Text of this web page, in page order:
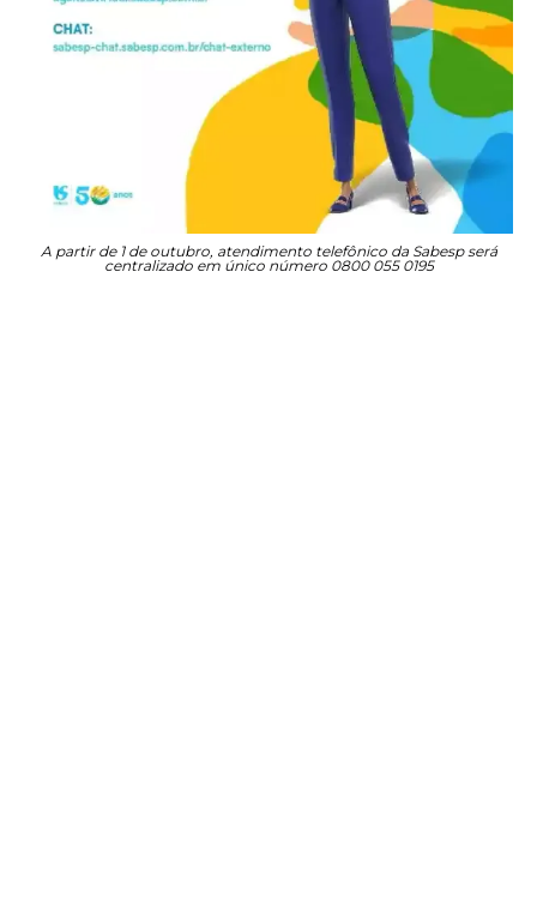
A partir de 1 de outubro, atendimento telefônico da Sabesp será
centralizado em único número 0800 055 0195